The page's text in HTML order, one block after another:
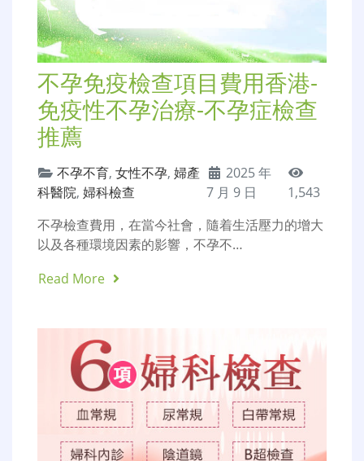
不孕免疫檢查項目費用香港-
免疫性不孕治療-不孕症檢查
推薦
不孕不育, 女性不孕, 婦產
科醫院, 婦科檢查
2025 年
7 月 9 日
1,543
不孕檢查費用，在當今社會，隨着生活壓力的增大
以及各種環境因素的影響，不孕不…
Read More